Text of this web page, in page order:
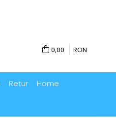
0,00 RON
Retur Home